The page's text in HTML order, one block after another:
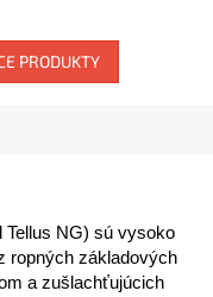
PRODUKTY
Tellus NG) sú vysoko
ropných základových
a zušlachťujúcich